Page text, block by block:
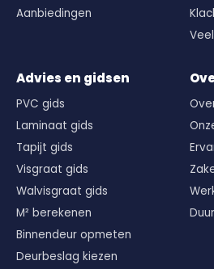
Aanbiedingen
Advies en gidsen
PVC gids
Laminaat gids
Tapijt gids
Visgraat gids
Walvisgraat gids
M² berekenen
Binnendeur opmeten
Deurbeslag kiezen